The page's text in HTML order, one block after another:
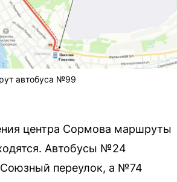
автобуса №99
центра Сормова маршруты
Автобусы №24
переулок, а №74